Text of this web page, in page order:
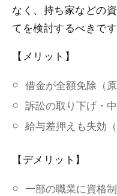
なく、持ち家などの
てを検討するべきです
【メリット】
借金が全額免除（原
訴訟の取り下げ・
給与差押えも失効
【デメリット】
一部の職業に資格